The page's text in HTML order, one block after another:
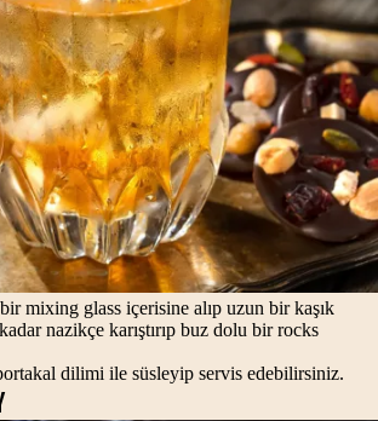
mixing glass içerisine alıp uzun bir kaşık
nazikçe karıştırıp buz dolu bir rocks
dilimi ile süsleyip servis edebilirsiniz.